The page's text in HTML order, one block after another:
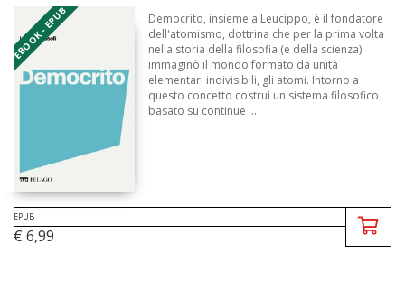
EBOOK - EPUB
Democrito, insieme a Leucippo, è il fondatore
dell'atomismo, dottrina che per la prima volta
nella storia della filosofia (e della scienza)
immaginò il mondo formato da unità
elementari indivisibili, gli atomi. Intorno a
questo concetto costruì un sistema filosofico
basato su continue ...
EPUB
€ 6,99